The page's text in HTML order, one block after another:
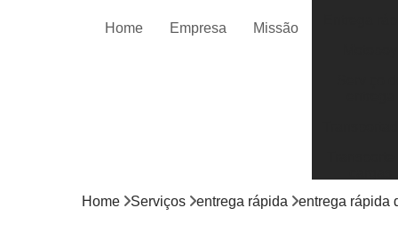
Home Empresa Missão
Home Serviços entrega rápida entrega rápida